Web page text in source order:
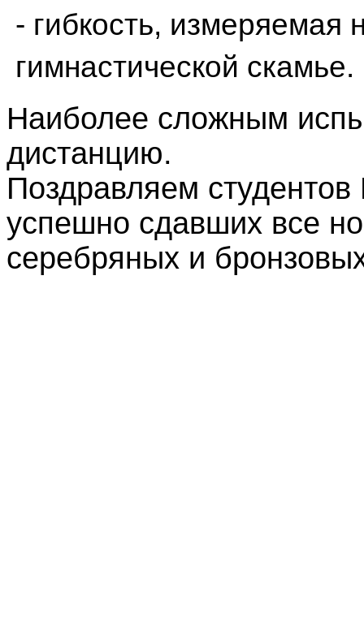
- гибкость, измеряемая
гимнастической скамье.
Наиболее сложным
дистанцию.
Поздравляем студентов
успешно сдавших все
серебряных и